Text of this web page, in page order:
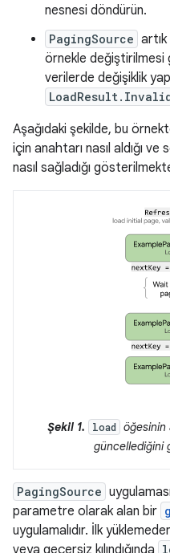
nesnesi döndürün.
PagingSource
örnekle
verilerde değişiklik
Aşağıdaki şekilde, bu
için anahtarı nasıl aldığı
nasıl sağladığı
Şekil 1. load öğesinin
güncellediğini
PagingSource
parametre olarak alan bir
uygulamalıdır. İlk